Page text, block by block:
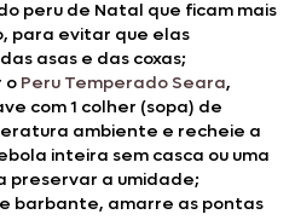
peru de Natal que ficam mais
para evitar que elas
asas e das coxas;
o Peru Temperado Seara,
com 1 colher (sopa) de
ambiente e recheie a
inteira sem casca ou uma
preservar a umidade;
barbante, amarre as pontas